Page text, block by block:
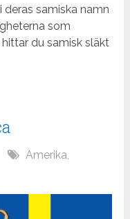
samiska namn
som
hittar du samisk släkt
Amerika,